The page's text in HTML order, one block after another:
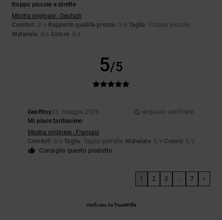
troppo piccole e strette
Mostra originale - Deutsch
Comfort: 2/5 Rapporto qualità-prezzo : 3/5 Taglia: Troppo piccolo
Materiale: 4/5 Colore: 5/5
5/5
Geoffroy23. maggio 2026
Acquisto verificato
Mi piace tantissimo
Mostra originale - Français
Comfort: 5/5 Taglia: Taglia perfetta Materiale: 5 /5 Colore: 5 /5
Consiglio questo prodotto
1 2 3 ... 7 >
Verificato daTrustVille